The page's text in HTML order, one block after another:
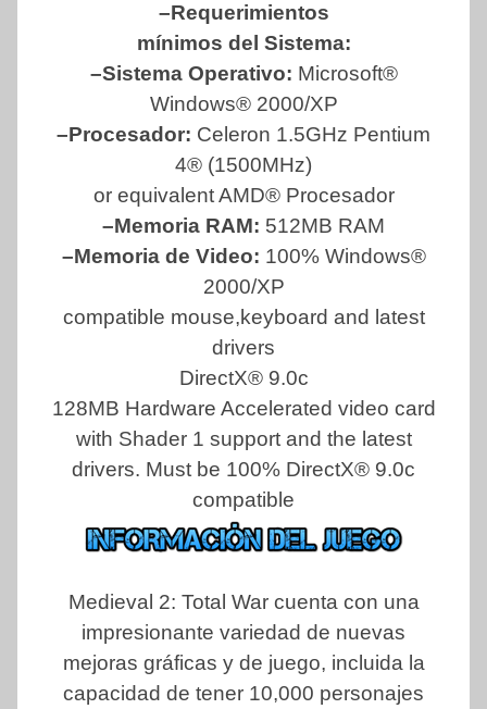
–Requerimientos
mínimos del Sistema:
–Sistema Operativo: Microsoft®
Windows® 2000/XP
–Procesador: Celeron 1.5GHz Pentium
4® (1500MHz)
or equivalent AMD® Procesador
–Memoria RAM: 512MB RAM
–Memoria de Video: 100% Windows®
2000/XP
compatible mouse,keyboard and latest
drivers
DirectX® 9.0c
128MB Hardware Accelerated video card
with Shader 1 support and the latest
drivers. Must be 100% DirectX® 9.0c
compatible
Medieval 2: Total War cuenta con una
impresionante variedad de nuevas
mejoras gráficas y de juego, incluida la
capacidad de tener 10,000 personajes